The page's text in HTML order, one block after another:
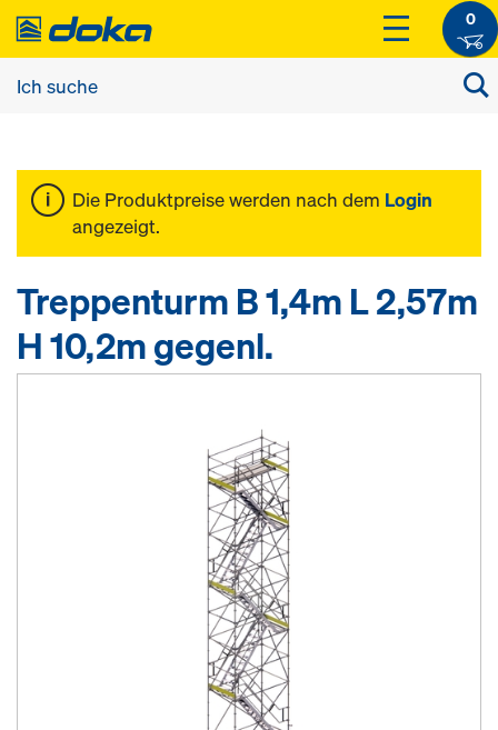
0
Die Produktpreise werden nach dem Login
angezeigt.
Treppenturm B 1,4m L 2,57m
H 10,2m gegenl.